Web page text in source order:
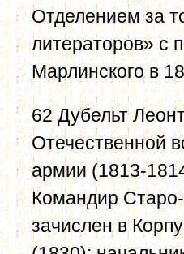
Отделением за
литераторов» с
Марлинского в
62 Дубельт
Отечественной
армии (1813-
Командир Старо-
зачислен в